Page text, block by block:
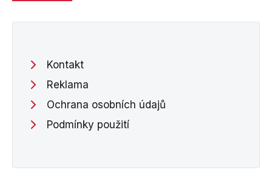
Kontakt
Reklama
Ochrana osobních údajů
Podmínky použití